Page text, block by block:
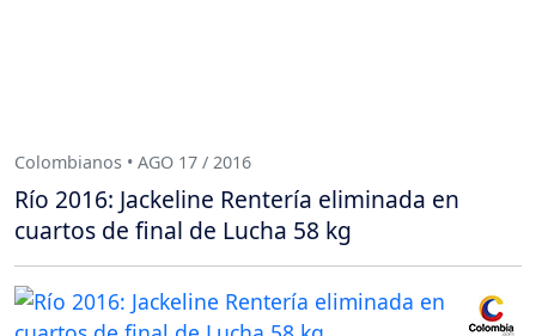
Colombianos • AGO 17 / 2016
Río 2016: Jackeline Rentería eliminada en
cuartos de final de Lucha 58 kg